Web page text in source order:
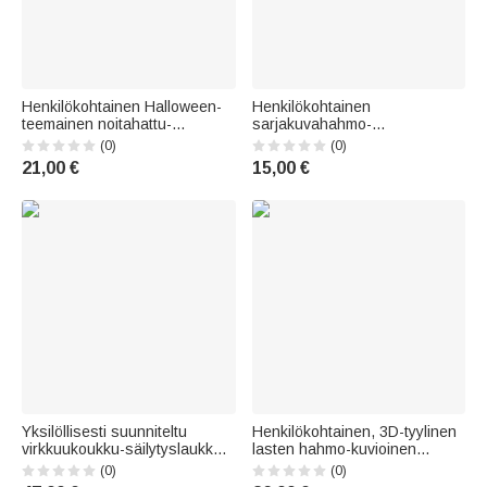
Henkilökohtainen Halloween-
teemainen noitahattu-
sarjakuvahahmo-LED-
valokassi, jossa on nimi –
”Trick or Treat” -Halloween-
tytöille
(0)
21,00 €
Henkilökohtainen
sarjakuvahahmo-
syntymäkukka-magneettinen
PU-nahkainen kirjanmerkki-
klipsi, jossa teksti; paluu
kasvattajalle opettajien
(0)
15,00 €
Yksilöllisesti suunniteltu
virkkuukoukku-säilytyslaukku,
jossa on useita lokeroita ja
PU-nahkainen nimikyltti –
(0)
Henkilökohtainen, 3D-tyylinen
lasten hahmo-kuvioinen
vakosamettinen reppu, jossa
on nimi – päivittäiseen
(0)